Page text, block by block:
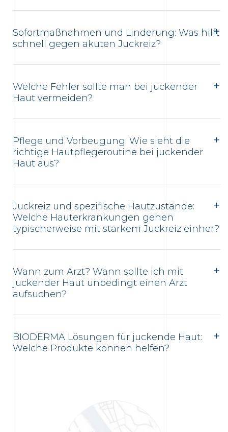
Sofortmaßnahmen und Linderung: Was hilft
schnell gegen akuten Juckreiz?
Welche Fehler sollte man bei juckender
Haut vermeiden?
Pflege und Vorbeugung: Wie sieht die
richtige Hautpflegeroutine bei juckender
Haut aus?
Juckreiz und spezifische Hautzustände:
Welche Hauterkrankungen gehen
typischerweise mit starkem Juckreiz einher?
Wann zum Arzt? Wann sollte ich mit
juckender Haut unbedingt einen Arzt
aufsuchen?
BIODERMA Lösungen für juckende Haut:
Welche Produkte können helfen?